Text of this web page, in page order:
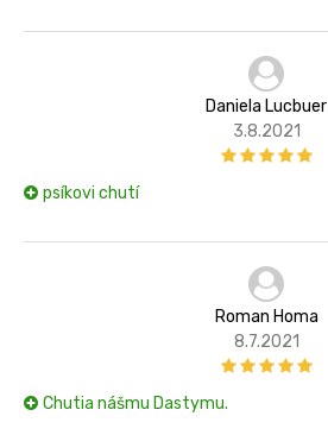
Daniela Lucbuer
3.8.2021
psíkovi chutí
Roman Homa
8.7.2021
Chutia nášmu Dastymu.